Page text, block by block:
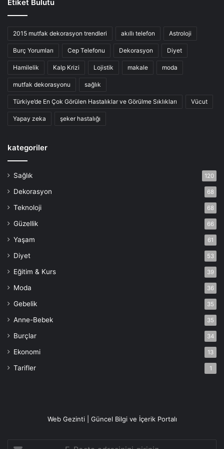
Etiket Bulutu
2015 mutfak dekorasyon trendleri akıllı telefon Astroloji
Burç Yorumları Cep Telefonu Dekorasyon Diyet
Hamilelik Kalp Krizi Lojistik makale moda
mutfak dekorasyonu sağlık
Türkiye’de En Çok Görülen Hastalıklar ve Görülme Sıklıkları Vücut
Yapay zeka şeker hastalığı
kategoriler
Sağlık 120
Dekorasyon 68
Teknoloji 68
Güzellik 66
Yaşam 61
Diyet 53
Eğitim & Kurs 39
Moda 36
Gebelik 35
Anne-Bebek 35
Burçlar 34
Ekonomi 13
Tarifler 1
Web Gezinti | Güncel Bilgi ve İçerik Portalı